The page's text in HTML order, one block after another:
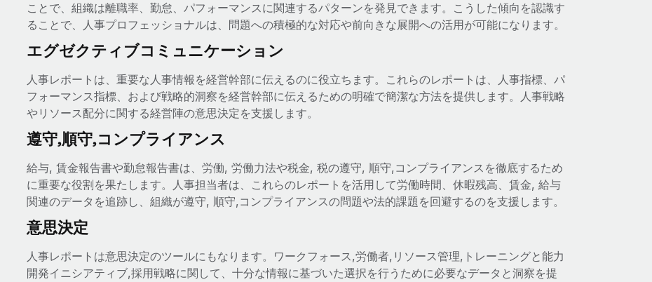
ことで、組織は離職率、勤怠、パフォーマンスに関連するパターンを発見できます。こうした傾向を認識す
ることで、人事プロフェッショナルは、問題への積極的な対応や前向きな展開への活用が可能になります。
エグゼクティブコミュニケーション
人事レポートは、重要な人事情報を経営幹部に伝えるのに役立ちます。これらのレポートは、人事指標、パ
フォーマンス指標、および戦略的洞察を経営幹部に伝えるための明確で簡潔な方法を提供します。人事戦略
やリソース配分に関する経営陣の意思決定を支援します。
遵守,順守,コンプライアンス
給与, 賃金報告書や勤怠報告書は、労働, 労働力法や税金, 税の遵守, 順守,コンプライアンスを徹底するため
に重要な役割を果たします。人事担当者は、これらのレポートを活用して労働時間、休暇残高、賃金, 給与
関連のデータを追跡し、組織が遵守, 順守,コンプライアンスの問題や法的課題を回避するのを支援します。
意思決定
人事レポートは意思決定のツールにもなります。ワークフォース,労働者,リソース管理,トレーニングと能力
開発イニシアティブ,採用戦略に関して、十分な情報に基づいた選択を行うために必要なデータと洞察を提